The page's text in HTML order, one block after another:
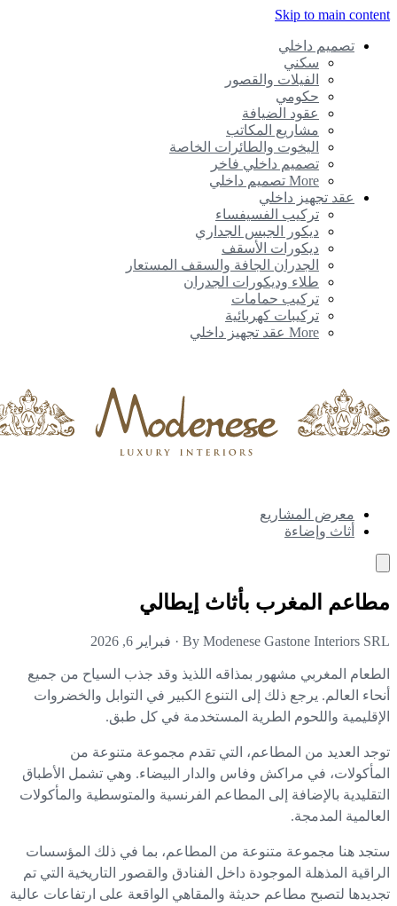
Skip to main
تصميم داخلي
سكني
الفيلات والقصور
حكومي
عقود الضيافة
مشاريع المكاتب
اليخوت والطائرات الخاصة
تصميم داخلي فاخر
More تصميم داخلي
عقد تجهيز داخلي
تركيب الفسيفساء
ديكور الجبس الجداري
ديكورات الأسقف
الجدران الجافة والسقف المستعار
طلاء وديكورات الجدران
تركيب حمامات
تركيبات كهربائية
More عقد تجهيز داخلي
معرض المشاريع
أثاث وإضاءة
المغرب بأثاث إيطالي
By Modenese Gastone Interiors
·فبراير 6, 2026
المغربي مشهور بمذاقه اللذيذ وقد جذب السياح من جميع
العالم. يرجع ذلك إلى التنوع الكبير في التوابل والخضروات
واللحوم الطرية المستخدمة في كل طبق.
العديد من المطاعم، التي تقدم مجموعة متنوعة من
في مراكش وفاس والدار البيضاء. وهي تشمل الأطباق
بالإضافة إلى المطاعم الفرنسية والمتوسطية والمأكولات
المدمجة.
هنا مجموعة متنوعة من المطاعم، بما في ذلك المؤسسات
المذهلة الموجودة داخل الفنادق والقصور التاريخية التي تم
لتصبح مطاعم حديثة والمقاهي الواقعة على ارتفاعات عالية